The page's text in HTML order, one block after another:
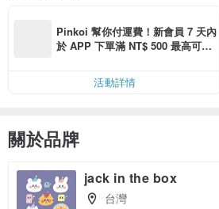
Pinkoi 幫你付運費！新會員 7 天內
於 APP 下單滿 NT$ 500 最高可折
活動詳情
關於品牌
jack in the box
台灣